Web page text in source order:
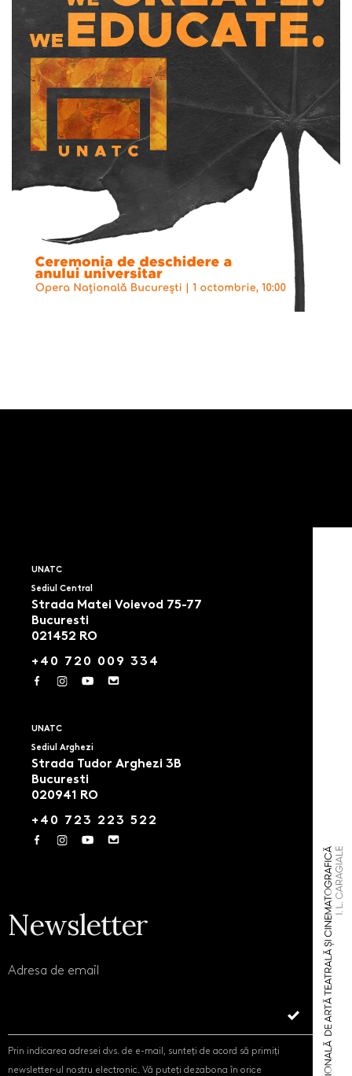
UNATC
Sediul Central
Strada Matei Voievod 75-77
Bucuresti
021452 RO
+40 720 009 334
UNATC
Sediul Arghezi
Strada Tudor Arghezi 3B
Bucuresti
020941 RO
+40 723 223 522
Newsletter
Adresa de email
Prin indicarea adresei dvs. de e-mail, sunteți de acord să primiți
newsletter-ul nostru electronic. Vă puteți dezabona în orice